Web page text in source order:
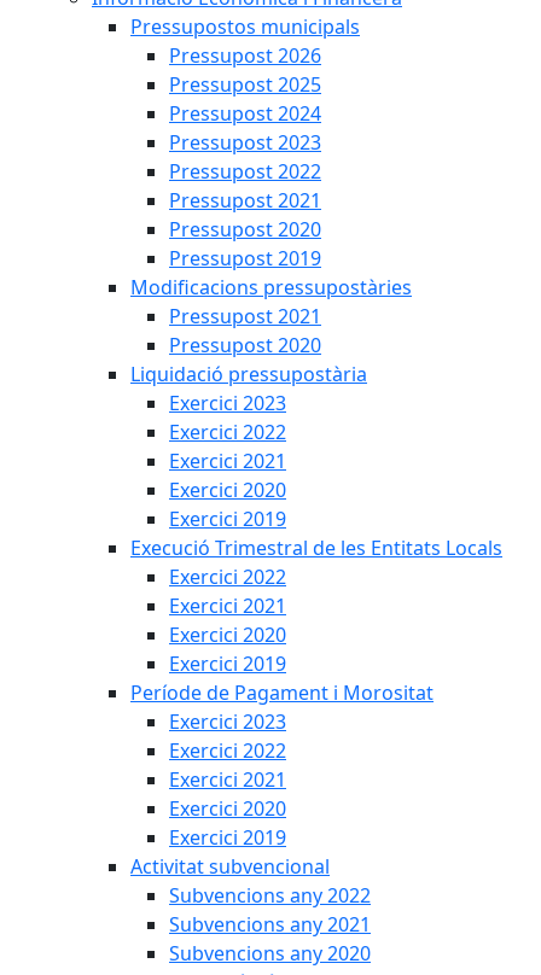
Pressupostos municipals
Pressupost 2026
Pressupost 2025
Pressupost 2024
Pressupost 2023
Pressupost 2022
Pressupost 2021
Pressupost 2020
Pressupost 2019
Modificacions pressupostàries
Pressupost 2021
Pressupost 2020
Liquidació pressupostària
Exercici 2023
Exercici 2022
Exercici 2021
Exercici 2020
Exercici 2019
Execució Trimestral de les Entitats Locals
Exercici 2022
Exercici 2021
Exercici 2020
Exercici 2019
Període de Pagament i Morositat
Exercici 2023
Exercici 2022
Exercici 2021
Exercici 2020
Exercici 2019
Activitat subvencional
Subvencions any 2022
Subvencions any 2021
Subvencions any 2020